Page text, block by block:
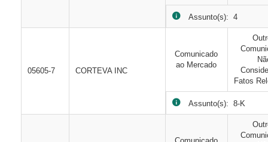
Assunto(s): 4
05605-7 CORTEVA INC
Comunicado
ao Mercado
Fatos
Assunto(s): 8-K